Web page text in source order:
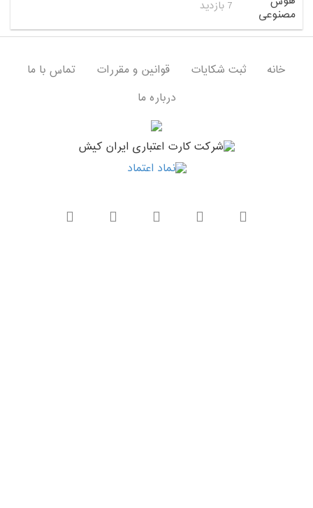
7 بازدید
خانه ثبت شکایات قوانین و مقررات
تماس با ما
درباره ما